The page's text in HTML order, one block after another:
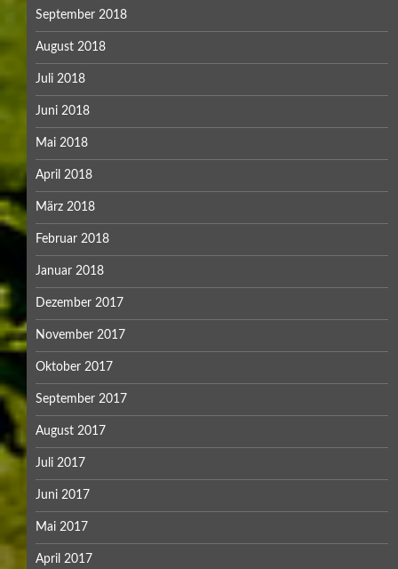
September 2018
August 2018
Juli 2018
Juni 2018
Mai 2018
April 2018
März 2018
Februar 2018
Januar 2018
Dezember 2017
November 2017
Oktober 2017
September 2017
August 2017
Juli 2017
Juni 2017
Mai 2017
April 2017